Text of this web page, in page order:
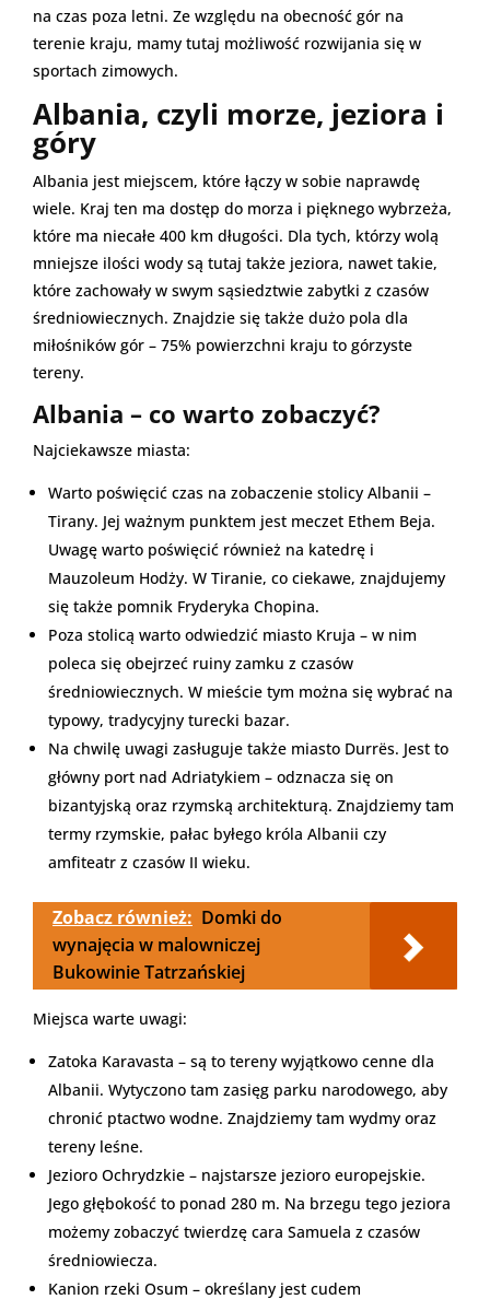
na czas poza letni. Ze względu na obecność gór na
terenie kraju, mamy tutaj możliwość rozwijania się w
sportach zimowych.
Albania, czyli morze, jeziora i
góry
Albania jest miejscem, które łączy w sobie naprawdę
wiele. Kraj ten ma dostęp do morza i pięknego wybrzeża,
które ma niecałe 400 km długości. Dla tych, którzy wolą
mniejsze ilości wody są tutaj także jeziora, nawet takie,
które zachowały w swym sąsiedztwie zabytki z czasów
średniowiecznych. Znajdzie się także dużo pola dla
miłośników gór – 75% powierzchni kraju to górzyste
tereny.
Albania – co warto zobaczyć?
Najciekawsze miasta:
Warto poświęcić czas na zobaczenie stolicy Albanii –
Tirany. Jej ważnym punktem jest meczet Ethem Beja.
Uwagę warto poświęcić również na katedrę i
Mauzoleum Hodży. W Tiranie, co ciekawe, znajdujemy
się także pomnik Fryderyka Chopina.
Poza stolicą warto odwiedzić miasto Kruja – w nim
poleca się obejrzeć ruiny zamku z czasów
średniowiecznych. W mieście tym można się wybrać na
typowy, tradycyjny turecki bazar.
Na chwilę uwagi zasługuje także miasto Durrës. Jest to
główny port nad Adriatykiem – odznacza się on
bizantyjską oraz rzymską architekturą. Znajdziemy tam
termy rzymskie, pałac byłego króla Albanii czy
amfiteatr z czasów II wieku.
Zobacz również: Domki do
wynajęcia w malowniczej
Bukowinie Tatrzańskiej
Miejsca warte uwagi:
Zatoka Karavasta – są to tereny wyjątkowo cenne dla
Albanii. Wytyczono tam zasięg parku narodowego, aby
chronić ptactwo wodne. Znajdziemy tam wydmy oraz
tereny leśne.
Jezioro Ochrydzkie – najstarsze jezioro europejskie.
Jego głębokość to ponad 280 m. Na brzegu tego jeziora
możemy zobaczyć twierdzę cara Samuela z czasów
średniowiecza.
Kanion rzeki Osum – określany jest cudem